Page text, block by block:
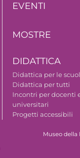
EVENTI
MOSTRE
DIDATTICA
Didattica per le
Didattica per tutti
Incontri per docenti
universitari
Progetti accessibili
Museo della